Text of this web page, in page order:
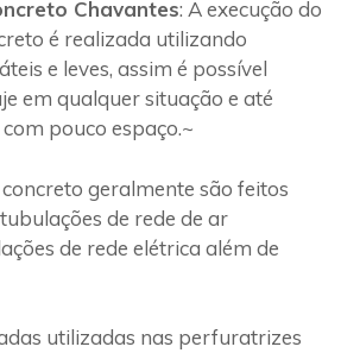
Chavantes: A execução do
é realizada utilizando
e leves, assim é possível
em qualquer situação e até
pouco espaço.~
geralmente são feitos
de rede de ar
de rede elétrica além de
utilizadas nas perfuratrizes